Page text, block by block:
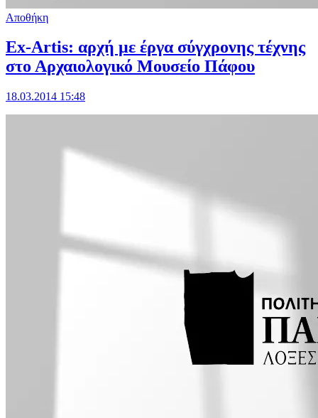
Αποθήκη
Ex-Artis: αρχή με έργα σύγχρονης τέχνης
στο Αρχαιολογικό Μουσείο Πάφου
18.03.2014 15:48